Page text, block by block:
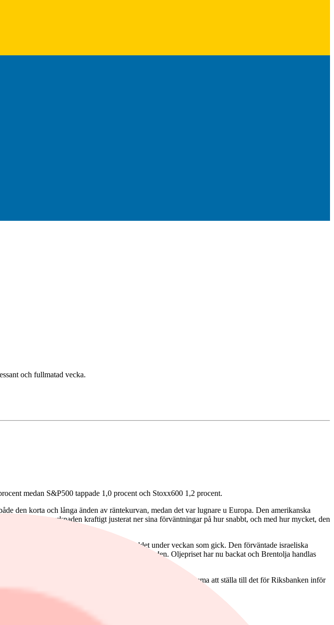
och fullmatad vecka.
medan S&P500 tappade 1,0 procent och Stoxx600 1,2 procent.
den korta och långa änden av räntekurvan, medan det var lugnare u Europa. Den amerikanska
har marknaden kraftigt justerat ner sina förväntningar på hur snabbt, och med hur mycket, den
och ett fortsatt rally i guldet under veckan som gick. Den förväntade israeliska
till en liten suck av lättnad på oljemarknaden. Oljepriset har nu backat och Brentolja handlas
och en euro 11,46 kronor. En kronförsvagning som kan komma att ställa till det för Riksbanken inför
för att banken ska kunna leverera en dubbelsänkning.
rapporterna.